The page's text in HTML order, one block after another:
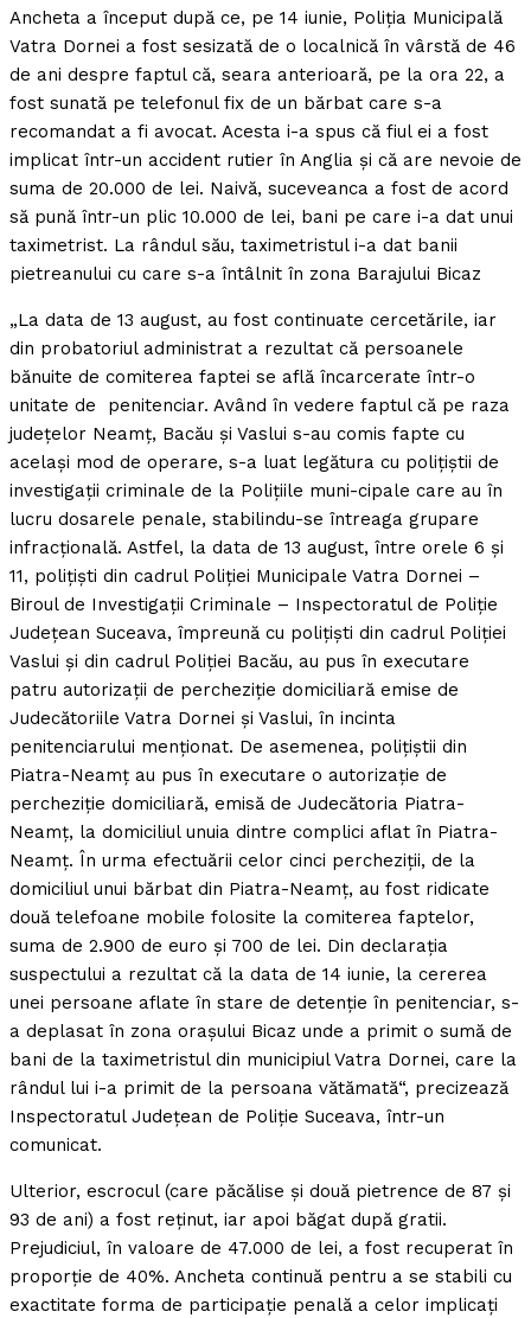
Ancheta a început după ce, pe 14 iunie, Poliţia Municipală
Vatra Dornei a fost sesizată de o localnică în vârstă de 46
de ani despre faptul că, seara anterioară, pe la ora 22, a
fost sunată pe telefonul fix de un bărbat care s-a
recomandat a fi avocat. Acesta i-a spus că fiul ei a fost
implicat într-un accident rutier în Anglia şi că are nevoie de
suma de 20.000 de lei. Naivă, suceveanca a fost de acord
să pună într-un plic 10.000 de lei, bani pe care i-a dat unui
taximetrist. La rândul său, taximetristul i-a dat banii
pietreanului cu care s-a întâlnit în zona Barajului Bicaz
„La data de 13 august, au fost continuate cercetările, iar
din probatoriul administrat a rezultat că persoanele
bănuite de comiterea faptei se află încarcerate într-o
unitate de penitenciar. Având în vedere faptul că pe raza
judeţelor Neamţ, Bacău şi Vaslui s-au comis fapte cu
acelaşi mod de operare, s-a luat legătura cu poliţiştii de
investigaţii criminale de la Poliţiile muni-cipale care au în
lucru dosarele penale, stabilindu-se întreaga grupare
infracţională. Astfel, la data de 13 august, între orele 6 şi
11, poliţişti din cadrul Poliţiei Municipale Vatra Dornei –
Biroul de Investigaţii Criminale – Inspectoratul de Poliţie
Judeţean Suceava, împreună cu poliţişti din cadrul Poliţiei
Vaslui şi din cadrul Poliţiei Bacău, au pus în executare
patru autorizaţii de percheziţie domiciliară emise de
Judecătoriile Vatra Dornei şi Vaslui, în incinta
penitenciarului menţionat. De asemenea, poliţiştii din
Piatra-Neamţ au pus în executare o autorizaţie de
percheziţie domiciliară, emisă de Judecătoria Piatra-
Neamţ, la domiciliul unuia dintre complici aflat în Piatra-
Neamţ. În urma efectuării celor cinci percheziţii, de la
domiciliul unui bărbat din Piatra-Neamţ, au fost ridicate
două telefoane mobile folosite la comiterea faptelor,
suma de 2.900 de euro şi 700 de lei. Din declaraţia
suspectului a rezultat că la data de 14 iunie, la cererea
unei persoane aflate în stare de detenţie în penitenciar, s-
a deplasat în zona oraşului Bicaz unde a primit o sumă de
bani de la taximetristul din municipiul Vatra Dornei, care la
rândul lui i-a primit de la persoana vătămată“, precizează
Inspectoratul Judeţean de Poliţie Suceava, într-un
comunicat.
Ulterior, escrocul (care păcălise şi două pietrence de 87 şi
93 de ani) a fost reţinut, iar apoi băgat după gratii.
Prejudiciul, în valoare de 47.000 de lei, a fost recuperat în
proporţie de 40%. Ancheta continuă pentru a se stabili cu
exactitate forma de participaţie penală a celor implicaţi